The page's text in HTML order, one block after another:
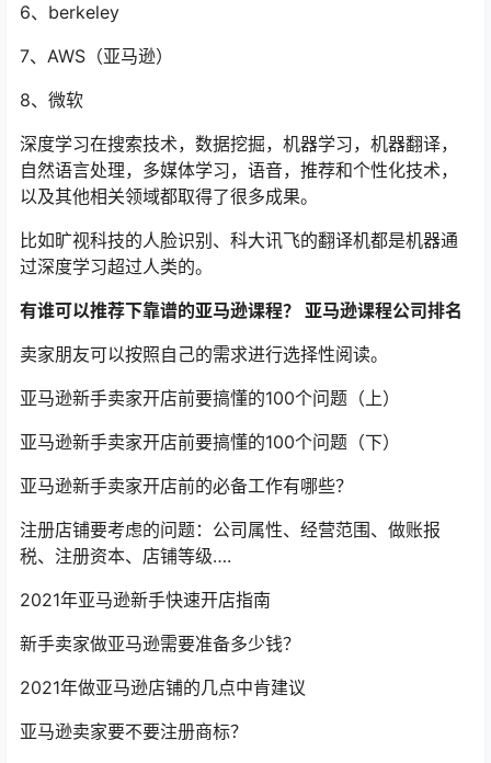
6、berkeley
7、AWS（亚马逊）
8、微软
深度学习在搜索技术，数据挖掘，机器学习，机器翻译，
自然语言处理，多媒体学习，语音，推荐和个性化技术，
以及其他相关领域都取得了很多成果。
比如旷视科技的人脸识别、科大讯飞的翻译机都是机器通
过深度学习超过人类的。
有谁可以推荐下靠谱的亚马逊课程？ 亚马逊课程公司排名
卖家朋友可以按照自己的需求进行选择性阅读。
亚马逊新手卖家开店前要搞懂的100个问题（上）
亚马逊新手卖家开店前要搞懂的100个问题（下）
亚马逊新手卖家开店前的必备工作有哪些？
注册店铺要考虑的问题：公司属性、经营范围、做账报
税、注册资本、店铺等级….
2021年亚马逊新手快速开店指南
新手卖家做亚马逊需要准备多少钱？
2021年做亚马逊店铺的几点中肯建议
亚马逊卖家要不要注册商标？